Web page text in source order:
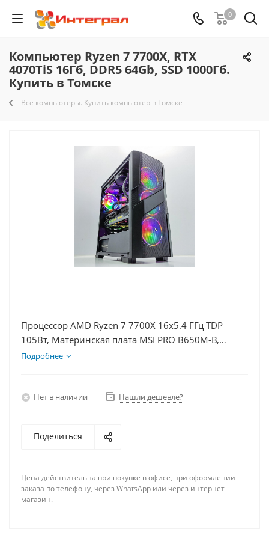
0
Компьютер Ryzen 7 7700X, RTX
4070TiS 16Гб, DDR5 64Gb, SSD 1000Гб.
Купить в Томске
Все компьютеры. Купить компьютер в Томске
Процессор AMD Ryzen 7 7700X 16x5.4 ГГц TDP
105Вт, Материнская плата MSI PRO B650M-B,
Видеокарта RTX 4070TiS 16Гб, Память DDR5 64Gb,
Подробнее
Нет в наличии Нашли дешевле?
Поделиться
Цена действительна при покупке в офисе, при оформлении
заказа по телефону, через WhatsApp или через интернет-
магазин.